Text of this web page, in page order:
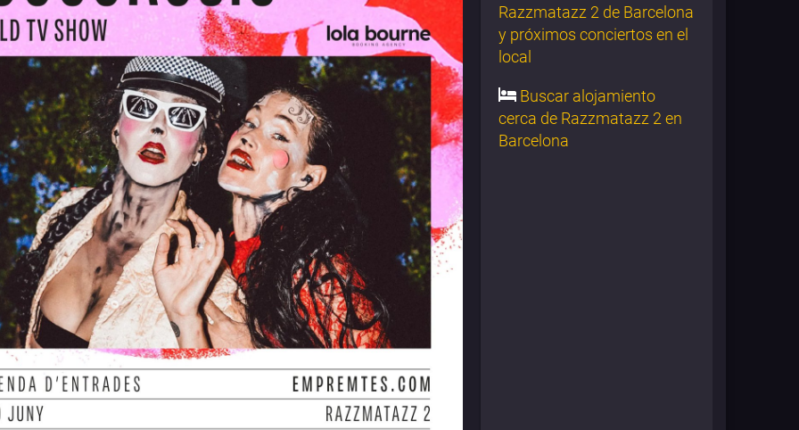
Razzmatazz 2 de Barcelona
y próximos conciertos en el
local
Buscar alojamiento
cerca de Razzmatazz 2 en
Barcelona